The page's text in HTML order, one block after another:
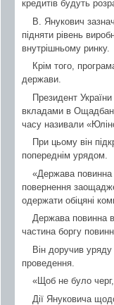
кредитів будуть
В. Янукович
підняти рівень
внутрішньому ринку.
Крім того,
держави.
Президент
вкладами в
часу називали
При цьому він
попереднім урядом.
«Держава повинна
повернення
одержати обіцяні
Держава повинна
частина боргу
Він доручив
проведення.
«Щоб не було
Дії Януковича